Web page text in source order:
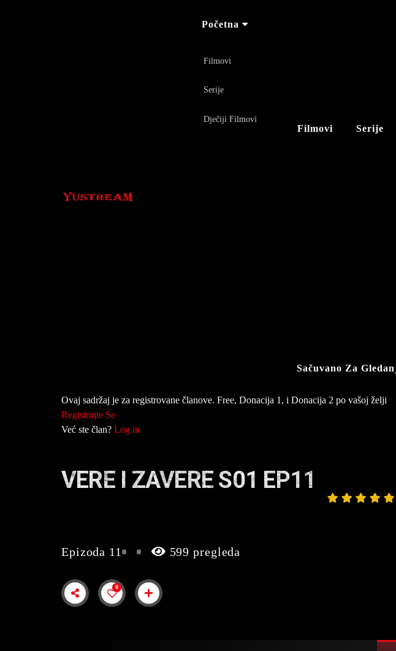
Početna
Filmovi
Serije
Dječiji Filmovi
Filmovi Serije
Sačuvano Za
Ovaj sadržaj je za registrovane članove. Free, Donacija 1, i Donacija 2 po vašoj želji
Registrujte Se
Već ste član? Log in
VERE I ZAVERE S01 EP11
Epizoda 11 599 pregleda
0